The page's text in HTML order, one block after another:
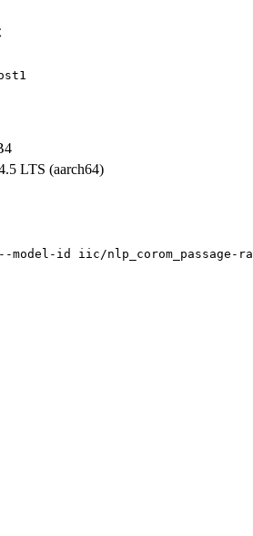
LTS (aarch64)
model-id iic/nlp_corom_passage-